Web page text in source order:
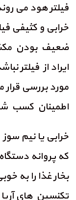
فیلتر هود می
خرابی و کثیفی
ضعیف بودن
ایراد از فیلتر
مورد بررسی
اطمینان کسب
خرابی یا نیم
که پروانه
بخار غذا را به
تکنسین های